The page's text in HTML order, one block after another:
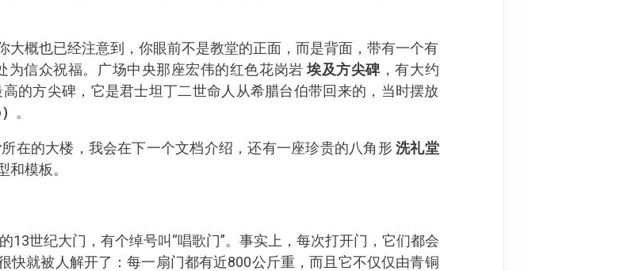
大概也已经注意到，你眼前不是教堂的正面，而是背面，带有一个有
为信众祝福。广场中央那座宏伟的红色花岗岩埃及方尖碑，有大约
的方尖碑，它是君士坦丁二世命人从希腊台伯带回来的，当时摆放
） 。
所在的大楼，我会在下一个文档介绍，还有一座珍贵的八角形洗礼堂
和模板。
13世纪大门，有个绰号叫“唱歌门”。事实上，每次打开门，它们都会
快就被人解开了：每一扇门都有近800公斤重，而且它不仅仅由青铜